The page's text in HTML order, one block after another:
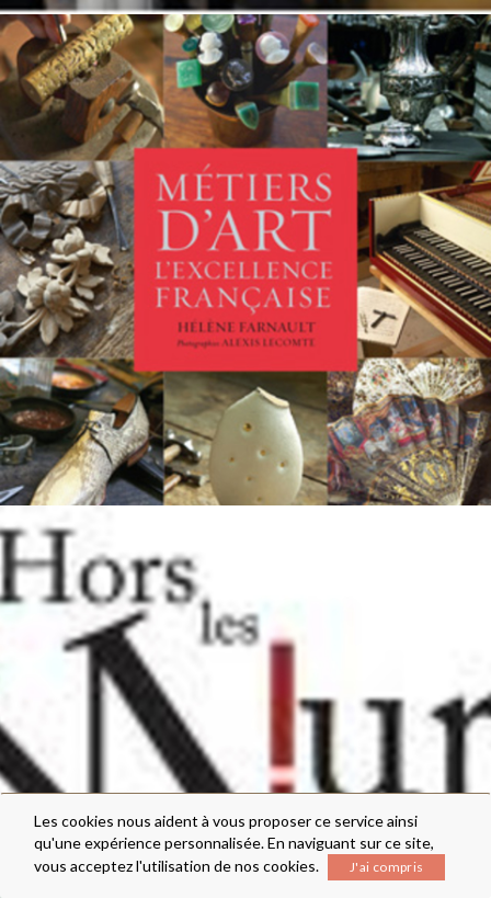
Les cookies nous aident à vous proposer ce service ainsi
qu'une expérience personnalisée. En naviguant sur ce site,
vous acceptez l'utilisation de nos cookies.
J'ai compris